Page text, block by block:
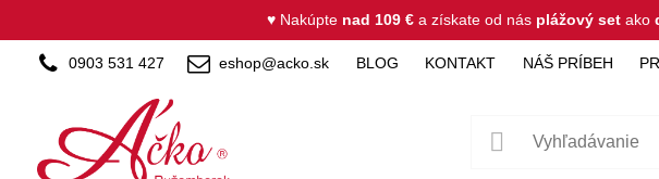
♥ Nakúpte nad 109 €a získate od nás plážový set ako
0903 531 427 eshop@acko.sk BLOG KONTAKT NÁŠ PRÍBEH